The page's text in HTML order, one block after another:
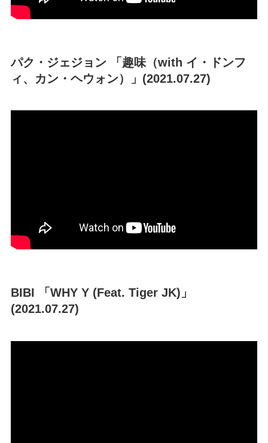
パク・ジェジョン 「趣味（with イ・ドンフ
ィ、カン・ヘウォン）」(2021.07.27)
BIBI 「WHY Y (Feat. Tiger JK)」
(2021.07.27)